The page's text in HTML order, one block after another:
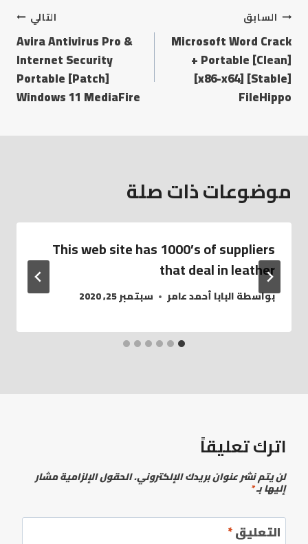
السابق
Microsoft Word Crack
+ Portable [Clean]
[x86-x64] [Stable]
FileHippo
التالي
Avira Antivirus Pro &
Internet Security
Portable [Patch]
Windows 11 MediaFire
موضوعات ذات صلة
This web site has 1000’s of suppliers
that deal in leather
بواسطةالبابا أحمد عامر سبتمبر 25, 2020
اترك تعليقاً
لن يتم نشر عنوان بريدك الإلكتروني.الحقول الإلزامية مشار
إليها بـ*
التعليق*